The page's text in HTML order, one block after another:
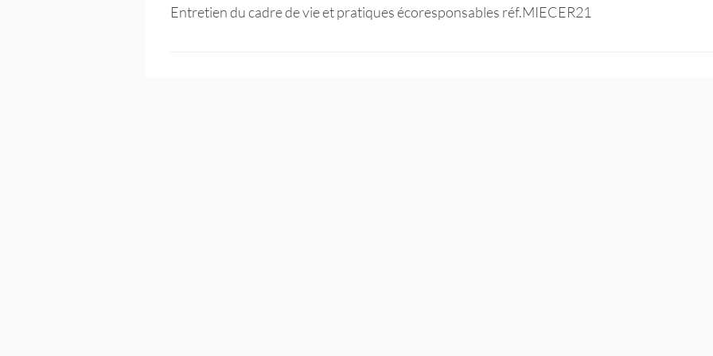
Entretien du cadre de vie et pratiques écoresponsables réf.MIECER21
Français - oral et écrit niveau A2 (voir l'équivalence du CECRL) Pour les personnes en situation de